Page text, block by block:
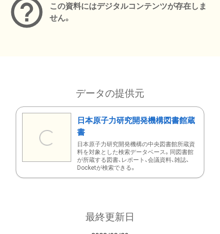
この資料にはデジタルコンテンツが存在しま
せん。
データの提供元
日本原子力研究開発機構図書館蔵
書
日本原子力研究開発機構の中央図書館所蔵資
料を対象とした検索データベース。同図書館
が所蔵する図書、レポート、会議資料、雑誌、
Docketが検索できる。
最終更新日